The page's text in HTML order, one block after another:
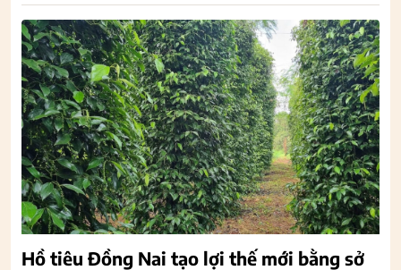
Hồ tiêu Đồng Nai tạo lợi thế mới bằng sở